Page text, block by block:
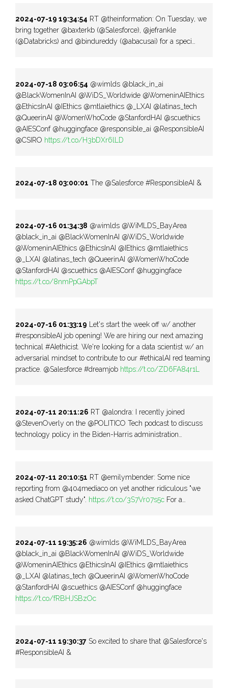
2024-07-19 19:34:54 RT @theinformation: On Tuesday, we
bring together @baxterkb (@Salesforce), @jefrankle
(@Databricks) and @bindureddy (@abacusai) for a speci…
2024-07-18 03:06:54 @wimlds @black_in_ai
@BlackWomenInAI @WiDS_Worldwide @WomeninAIEthics
@EthicsInAI @IEthics @mtlaiethics @_LXAI @latinas_tech
@QueerinAI @WomenWhoCode @StanfordHAI @scuethics
@AIESConf @huggingface @responsible_ai @ResponsibleAI
@CSIRO https://t.co/H3bDXr6lLD
2024-07-18 03:00:01 The @Salesforce #ResponsibleAI &
2024-07-16 01:34:38 @wimlds @WiMLDS_BayArea
@black_in_ai @BlackWomenInAI @WiDS_Worldwide
@WomeninAIEthics @EthicsInAI @IEthics @mtlaiethics
@_LXAI @latinas_tech @QueerinAI @WomenWhoCode
@StanfordHAI @scuethics @AIESConf @huggingface
https://t.co/8nmPpGAbpT
2024-07-16 01:33:19 Let's start the week off w/ another
#responsibleAI job opening! We are hiring our next amazing
technical #AIethicist. We're looking for a data scientist w/ an
adversarial mindset to contribute to our #ethicalAI red teaming
practice. @Salesforce #dreamjob https://t.co/ZD6FA84r1L
2024-07-11 20:11:26 RT @alondra: I recently joined
@StevenOverly on the @POLITICO Tech podcast to discuss
technology policy in the Biden-Harris administration…
2024-07-11 20:10:51 RT @emilymbender: Some nice
reporting from @404mediaco on yet another ridiculous "we
asked ChatGPT study". https://t.co/3S7Vr07s5c For a…
2024-07-11 19:35:26 @wimlds @WiMLDS_BayArea
@black_in_ai @BlackWomenInAI @WiDS_Worldwide
@WomeninAIEthics @EthicsInAI @IEthics @mtlaiethics
@_LXAI @latinas_tech @QueerinAI @WomenWhoCode
@StanfordHAI @scuethics @AIESConf @huggingface
https://t.co/fRBHJSBzOc
2024-07-11 19:30:37 So excited to share that @Salesforce's
#ResponsibleAI &